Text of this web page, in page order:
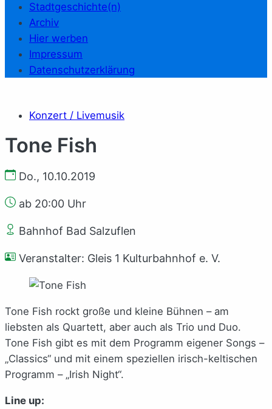
Stadtgeschichte(n)
Archiv
Hier werben
Impressum
Datenschutzerklärung
Konzert / Livemusik
Tone Fish
Do., 10.10.2019
ab 20:00 Uhr
Bahnhof Bad Salzuflen
Veranstalter: Gleis 1 Kulturbahnhof e. V.
Tone Fish rockt große und kleine Bühnen – am
liebsten als Quartett, aber auch als Trio und Duo.
Tone Fish gibt es mit dem Programm eigener Songs –
„Classics“ und mit einem speziellen irisch-keltischen
Programm – „Irish Night“.
Line up: